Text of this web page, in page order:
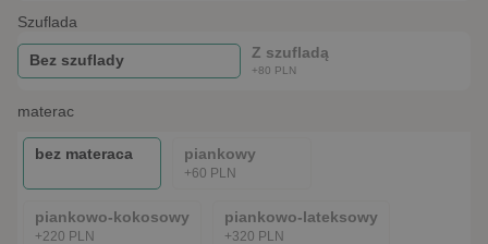
materac
piankowy
+60 PLN
bez materaca
piankowo-kokosowy
+220 PLN
piankowo-lateksowy
+320 PLN
szuflada
Z szufladą
+80 PLN
Bez szuflady